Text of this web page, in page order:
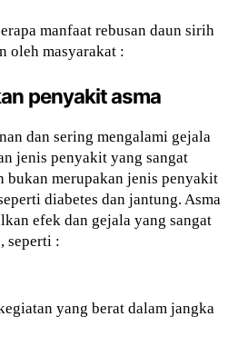
manfaat rebusan daun sirih
oleh masyarakat :
penyakit asma
dan sering mengalami gejala
jenis penyakit yang sangat
bukan merupakan jenis penyakit
diabetes dan jantung. Asma
efek dan gejala yang sangat
seperti :
yang berat dalam jangka